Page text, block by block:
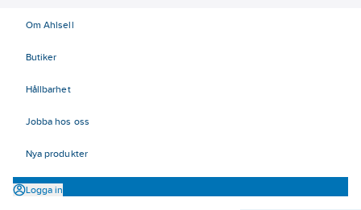
Om Ahlsell
Butiker
Hållbarhet
Jobba hos oss
Nya produkter
Logga in